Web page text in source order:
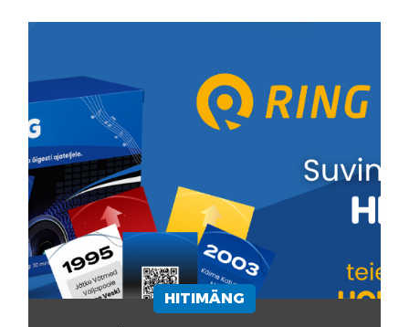
HITIMÄNG